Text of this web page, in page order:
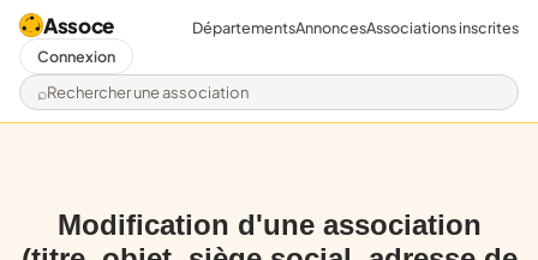
Assoce
Rechercher une association
DépartementsAnnoncesAssociations inscrites
Connexion
Modification d'une association